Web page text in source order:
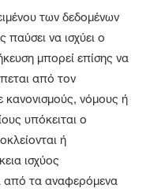
των δεδομένων
παύσει να ισχύει ο
μπορεί επίσης να
από τον
κανονισμούς, νόμους ή
υπόκειται ο
ή
ισχύος
από τα αναφερόμενα